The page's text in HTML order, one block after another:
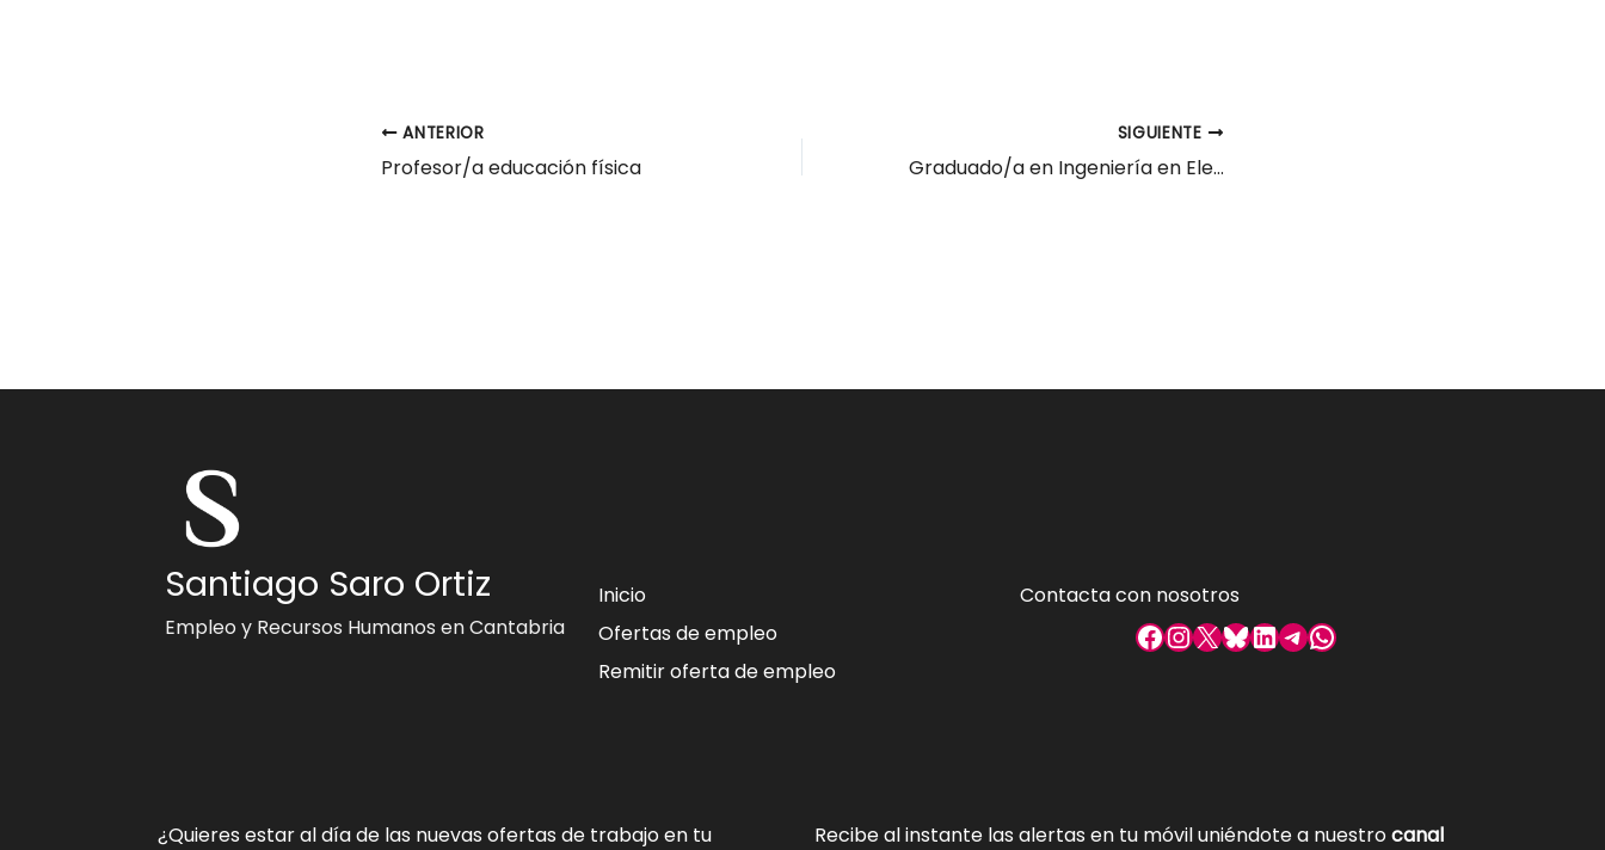
ANTERIOR
Profesor/a educación física
SIGUIENTE
Graduado/a en Ingeniería en Electrónica Industrial y Automática
Santiago Saro Ortiz
Empleo y Recursos Humanos en Cantabria
Inicio
Ofertas de empleo
Remitir oferta de empleo
Contacta con nosotros
Facebook
Instagram
X Bluesky
LinkedIn
Telegram
WhatsApp
¿Quieres estar al día de las nuevas ofertas de trabajo en tu
Recibe al instante las alertas en tu móvil uniéndote a nuestrocanal